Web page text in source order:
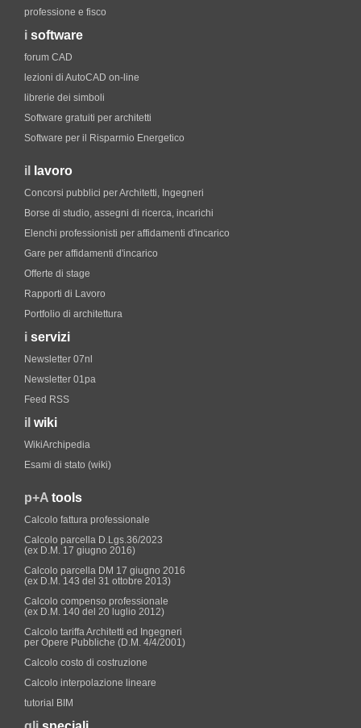
professione e fisco
i software
forum CAD
lezioni di AutoCAD on-line
librerie dei simboli
Software gratuiti per architetti
Software per il Risparmio Energetico
il lavoro
Concorsi pubblici per Architetti, Ingegneri
Borse di studio, assegni di ricerca, incarichi
Elenchi professionisti per affidamenti d'incarico
Gare per affidamenti d'incarico
Offerte di stage
Rapporti di Lavoro
Portfolio di architettura
i servizi
Newsletter 07nl
Newsletter 01pa
Feed RSS
il wiki
WikiArchipedia
Esami di stato (wiki)
p+A tools
Calcolo fattura professionale
Calcolo parcella D.Lgs.36/2023
(ex D.M. 17 giugno 2016)
Calcolo parcella DM 17 giugno 2016
(ex D.M. 143 del 31 ottobre 2013)
Calcolo compenso professionale
(ex D.M. 140 del 20 luglio 2012)
Calcolo tariffa Architetti ed Ingegneri
per Opere Pubbliche (D.M. 4/4/2001)
Calcolo costo di costruzione
Calcolo interpolazione lineare
tutorial BIM